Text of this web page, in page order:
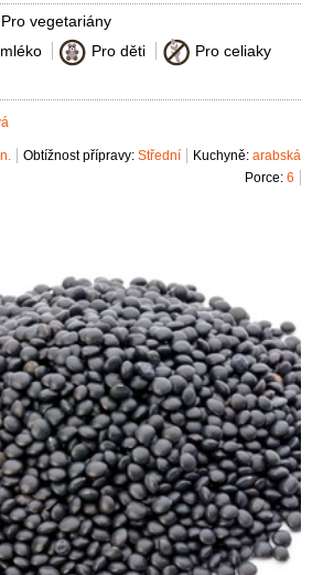
Pro vegetariány
Pro děti
Pro celiaky
Kuchyně: arabská
Obtížnost přípravy: Střední
Porce: 6